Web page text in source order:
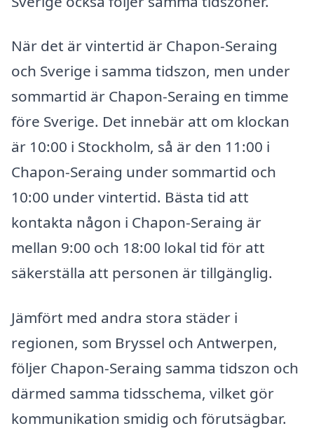
När det är vintertid är Chapon-Seraing
och Sverige i samma tidszon, men under
sommartid är Chapon-Seraing en timme
före Sverige. Det innebär att om klockan
är 10:00 i Stockholm, så är den 11:00 i
Chapon-Seraing under sommartid och
10:00 under vintertid. Bästa tid att
kontakta någon i Chapon-Seraing är
mellan 9:00 och 18:00 lokal tid för att
säkerställa att personen är tillgänglig.
Jämfört med andra stora städer i
regionen, som Bryssel och Antwerpen,
följer Chapon-Seraing samma tidszon och
därmed samma tidsschema, vilket gör
kommunikation smidig och förutsägbar.